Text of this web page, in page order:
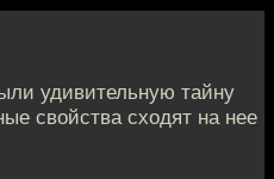
удивительную тайну
свойства сходят на нее